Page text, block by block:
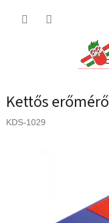
Kettős
KDS-1029